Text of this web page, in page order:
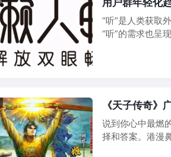
用户群年轻化
“听”是人类获取
“听”的需求也呈
《天子传奇》
说到你心中最燃
择和答案。港漫